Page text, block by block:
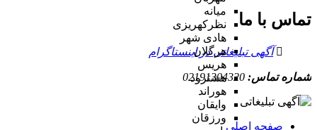
میانه
نظرکهریزی
هادی شهر
هرگلان
هریس
هشترود
هوراند
وایقان
ورزقان
تماس با ما
آگهی تبلیغاتی در اینستاگرام
شماره تماس: 02191304320
صفحه اصلی